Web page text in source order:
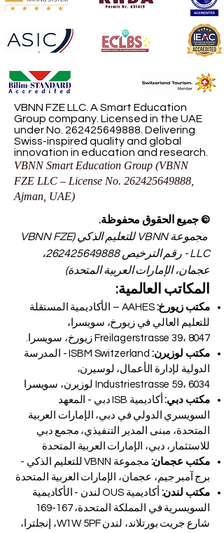
VBNN FZE LLC. A Smart Education
Group company. Licensed in the UAE
under No.262425649888. Delivering
Swiss-inspired quality and global
innovation in education and research.
VBNN Smart Education Group (VBNN
FZE LLC – License No.
© جميع الحقوق محفوظة.
مجموعة VBNN للتعليم الذكي (VBNN FZE
LLC - رقم الترخيص
262425649888
عجمان، الإمارات العربية المتحدة)
المكاتب العالمية:
مكتب زيورخ:
AAHES – الأكاديمية المستقلة
للتعليم العالي في زيورخ، سويسرا،
Freilagerstrasse 39، 8047 زيورخ، سويسرا.
مكتب لوزيرن:
الدولية لإدارة الأعمال، لوسيرن،
Industriestrasse 59، 6034 لوزيرن، سويسرا
مكتب دبي:
أكاديمية ISB دبي - المعهد
السويسري الدولي في دبي، الإمارات العربية
المتحدة، مبنى المدير التنفيذي، مجمع دبي
للاستثمار، دبي، الإمارات العربية المتحدة
مكتب عجمان:
مجموعة VBNN للتعليم الذكي -
برج آمبر جيم، عجمان، الإمارات العربية المتحدة
مكتب لندن:
أكاديمية OUS لندن - الأكاديمية
السويسرية في المملكة المتحدة، 167-169